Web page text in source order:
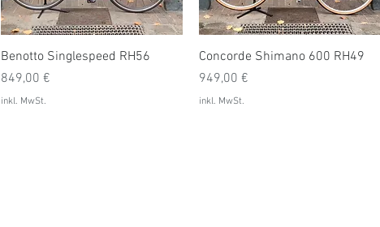
Schnellansicht
Benotto Singlespeed RH56
Preis
849,00 €
inkl. MwSt.
Schnellansicht
Concorde Shimano 600 RH49
Preis
949,00 €
inkl. MwSt.